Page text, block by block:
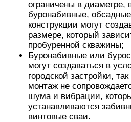
ограничены в диаметре,
буронабивные,
конструкции могут
размере, который
пробуренной скважины;
Буронабивные или
могут создаваться в
городской застройки,
монтаж не
шума и вибрации,
устанавливаются
винтовые сваи.